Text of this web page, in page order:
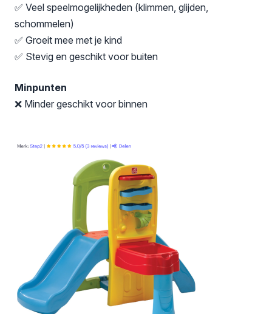
✅ Veel speelmogelijkheden (klimmen, glijden,
schommelen)
✅ Groeit mee met je kind
✅ Stevig en geschikt voor buiten
Minpunten
❌ Minder geschikt voor binnen